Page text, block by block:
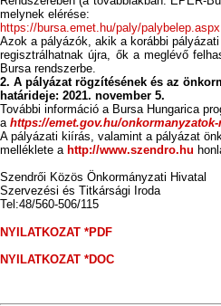
melynek elérése:
https://bursa.emet.hu/paly/palybelep.aspx
Azok a pályázók, akik a korábbi
regisztrálhatnak újra, ők a meglévő
Bursa rendszerbe.
2. A pályázat rögzítésének és az
határideje: 2021. november 5.
További információ a Bursa Hungarica
a https://emet.gov.hu/onkormanyzatok-
A pályázati kiírás, valamint a pályázat
melléklete a http://www.szendro.hu
Szendrői Közös Önkormányzati Hivatal
Szervezési és Titkársági Iroda
Tel:48/560-506/115
NYILATKOZAT *PDF
NYILATKOZAT *DOC